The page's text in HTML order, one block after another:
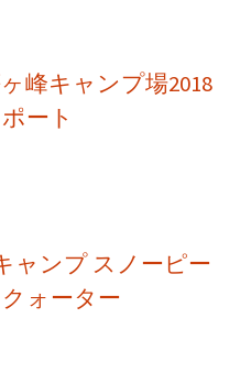
峰キャンプ場2018
ート
ャンプ スノーピー
ォーター